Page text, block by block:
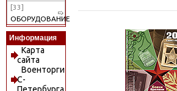
[33]
ОБОРУДОВАНИЕ
Информация
Карта
сайта
Военторги
С-